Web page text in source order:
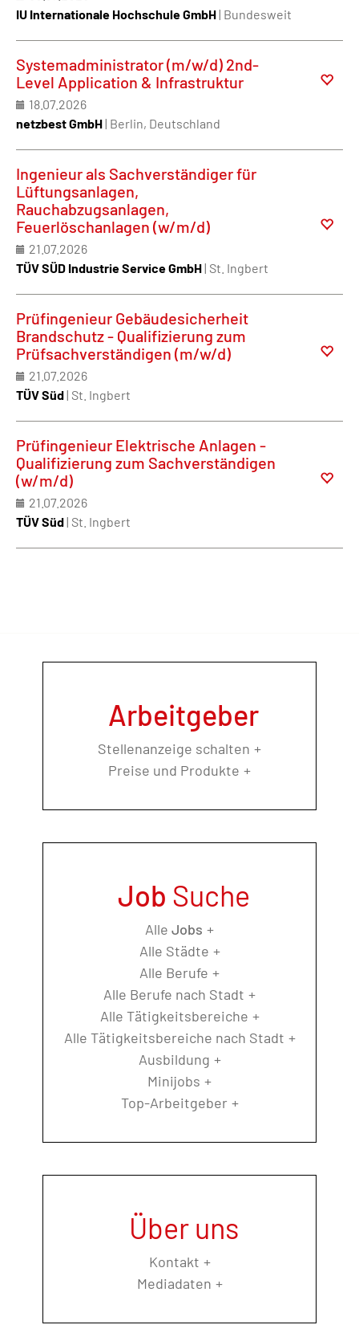
IU Internationale Hochschule GmbH| Bundesweit
Systemadministrator (m/w/d) 2nd-
Level Application & Infrastruktur
18.07.2026
netzbest GmbH| Berlin, Deutschland
Ingenieur als Sachverständiger für
Lüftungsanlagen,
Rauchabzugsanlagen,
Feuerlöschanlagen (w/m/d)
21.07.2026
TÜV SÜD Industrie Service GmbH| St. Ingbert
Prüfingenieur Gebäudesicherheit
Brandschutz - Qualifizierung zum
Prüfsachverständigen (m/w/d)
21.07.2026
TÜV Süd| St. Ingbert
Prüfingenieur Elektrische Anlagen -
Qualifizierung zum Sachverständigen
(w/m/d)
21.07.2026
TÜV Süd| St. Ingbert
Arbeitgeber
Stellenanzeige schalten
Preise und Produkte
Job Suche
Alle Jobs
Alle Städte
Alle Berufe
Alle Berufe nach Stadt
Alle Tätigkeitsbereiche
Alle Tätigkeitsbereiche nach Stadt
Ausbildung
Minijobs
Top-Arbeitgeber
Über uns
Kontakt
Mediadaten